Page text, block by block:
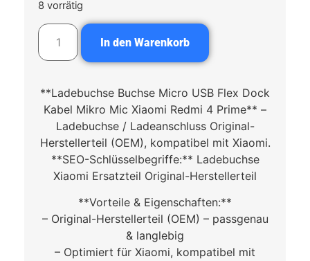
8 vorrätig
In den Warenkorb
**Ladebuchse Buchse Micro USB Flex Dock
Kabel Mikro Mic Xiaomi Redmi 4 Prime** –
Ladebuchse / Ladeanschluss Original-
Herstellerteil (OEM), kompatibel mit Xiaomi.
**SEO-Schlüsselbegriffe:** Ladebuchse
Xiaomi Ersatzteil Original-Herstellerteil
**Vorteile & Eigenschaften:**
– Original-Herstellerteil (OEM) – passgenau
& langlebig
– Optimiert für Xiaomi, kompatibel mit